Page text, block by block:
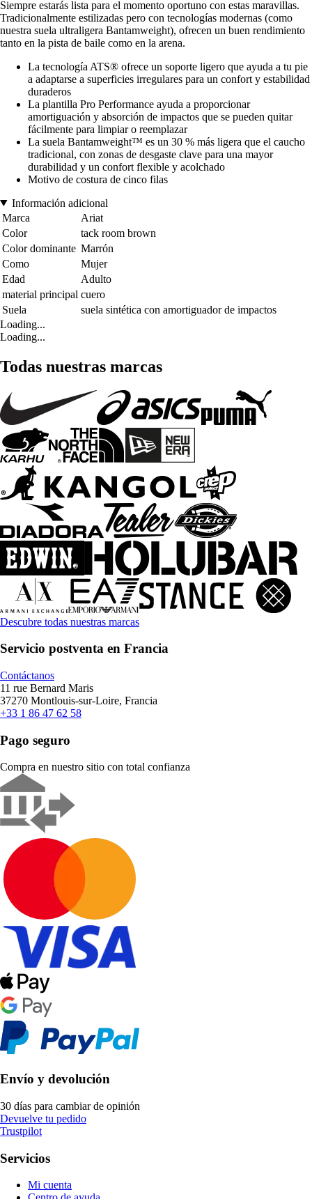
Siempre estarás lista para el momento oportuno con estas maravillas.
Tradicionalmente estilizadas pero con tecnologías modernas (como
nuestra suela ultraligera Bantamweight), ofrecen un buen rendimiento
tanto en la pista de baile como en la arena.
La tecnología ATS® ofrece un soporte ligero que ayuda a tu pie
a adaptarse a superficies irregulares para un confort y estabilidad
duraderos
La plantilla Pro Performance ayuda a proporcionar
amortiguación y absorción de impactos que se pueden quitar
fácilmente para limpiar o reemplazar
La suela Bantamweight™ es un 30 % más ligera que el caucho
tradicional, con zonas de desgaste clave para una mayor
durabilidad y un confort flexible y acolchado
Motivo de costura de cinco filas
Información adicional
Marca
Ariat
Color
tack room brown
Color dominante Marrón
Como
Mujer
Edad
Adulto
material principal cuero
Suela
suela sintética con amortiguador de impactos
Loading...
Loading...
Todas nuestras marcas
Descubre todas nuestras marcas
Servicio postventa en Francia
Contáctanos
11 rue Bernard Maris
37270 Montlouis-sur-Loire, Francia
+33 1 86 47 62 58
Pago seguro
Compra en nuestro sitio con total confianza
Envío y devolución
30 días para cambiar de opinión
Devuelve tu pedido
Trustpilot
Servicios
Mi cuenta